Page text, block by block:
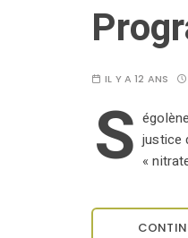
IL Y A 12 ANS
S justice
«